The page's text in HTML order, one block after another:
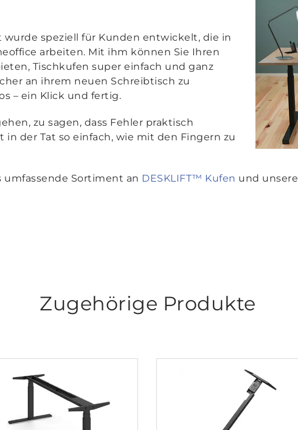
wurde speziell für Kunden entwickelt, die in
arbeiten. Mit ihm können Sie Ihren
Tischkufen super einfach und ganz
an ihrem neuen Schreibtisch zu
– ein Klick und fertig.
zu sagen, dass Fehler praktisch
in der Tat so einfach, wie mit den Fingern zu
umfassende Sortiment an DESKLIFT™ Kufen und unsere
Zugehörige Produkte